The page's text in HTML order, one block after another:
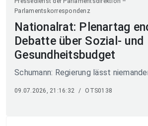
Parlamentskorrespondenz
Nationalrat: Plenartag
Debatte über Sozial- und
Gesundheitsbudget
Schumann: Regierung lässt
09.07.2026, 21:16:32 / OTS0138